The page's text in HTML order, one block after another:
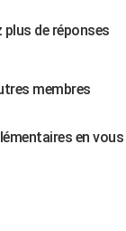
de réponses
membres
en vous